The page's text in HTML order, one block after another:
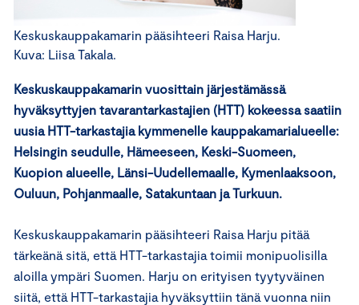
Keskuskauppakamarin pääsihteeri Raisa Harju.
Kuva: Liisa Takala.
Keskuskauppakamarin vuosittain järjestämässä
hyväksyttyjen tavarantarkastajien (HTT) kokeessa saatiin
uusia HTT-tarkastajia kymmenelle kauppakamarialueelle:
Helsingin seudulle, Hämeeseen, Keski-Suomeen,
Kuopion alueelle, Länsi-Uudellemaalle, Kymenlaaksoon,
Ouluun, Pohjanmaalle, Satakuntaan ja Turkuun.
Keskuskauppakamarin pääsihteeri Raisa Harju pitää
tärkeänä sitä, että HTT-tarkastajia toimii monipuolisilla
aloilla ympäri Suomen. Harju on erityisen tyytyväinen
siitä, että HTT-tarkastajia hyväksyttiin tänä vuonna niin